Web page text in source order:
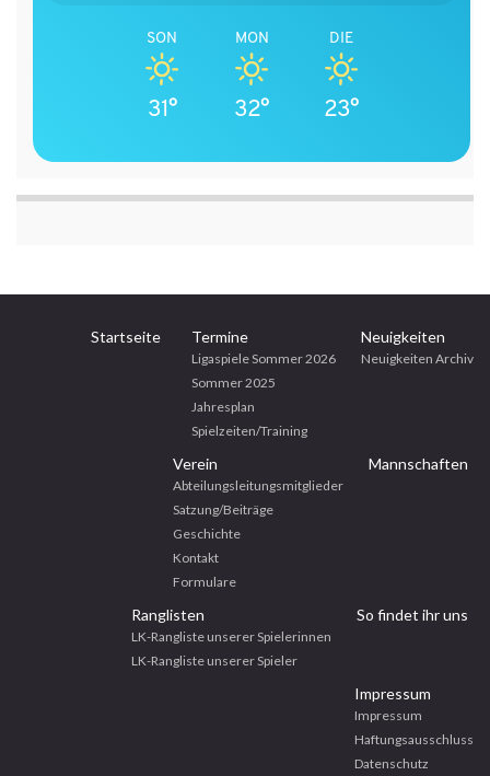
SON
31°
MON
32°
DIE
23°
Startseite Termine
Ligaspiele Sommer 2026
Sommer 2025
Jahresplan
Spielzeiten/Training
Neuigkeiten
Neuigkeiten Archiv
Verein
Abteilungsleitungsmitglieder
Satzung/Beiträge
Geschichte
Kontakt
Formulare
Mannschaften
Ranglisten
LK-Rangliste unserer Spielerinnen
LK-Rangliste unserer Spieler
So findet ihr uns
Impressum
Impressum
Haftungsausschluss
Datenschutz